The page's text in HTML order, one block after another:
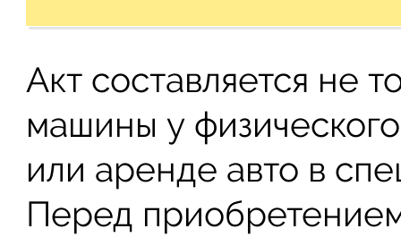
Акт составляется не
машины у
или аренде авто в
Перед